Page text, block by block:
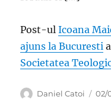
Post-ulIcoana
ajuns la Bucuresti
Societatea
Author
Daniel Catoi 02/